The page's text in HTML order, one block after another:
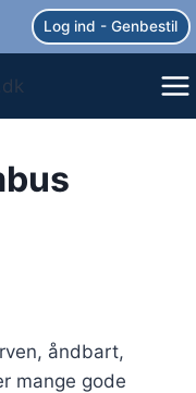
Log ind - Genbestil
åndbart,
mange gode